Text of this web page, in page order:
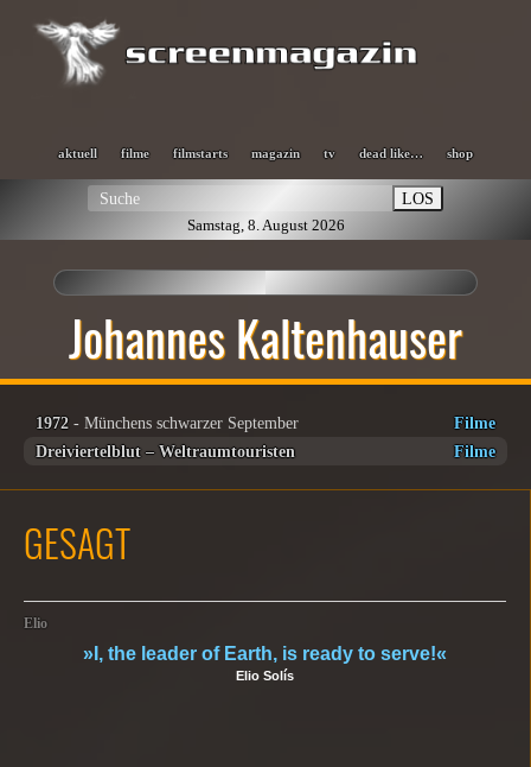
aktuell filme filmstarts magazin tv dead like… shop
LOS
Samstag, 8. August 2026
Johannes Kaltenhauser
1972 - Münchens schwarzer September
Filme
Dreiviertelblut – Weltraumtouristen
Filme
GESAGT
Elio
»I, the leader of Earth, is ready to serve!«
Elio Solís